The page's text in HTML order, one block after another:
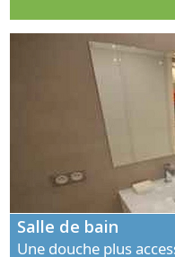
Salle de bain
Une douche plus